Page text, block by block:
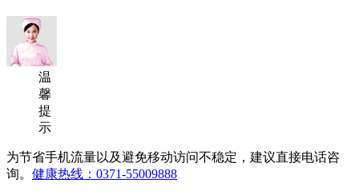
温
馨
提
示
为节省手机流量以及避免移动访问不稳定，建议直接电话咨
询。 健康热线：0371-55009888